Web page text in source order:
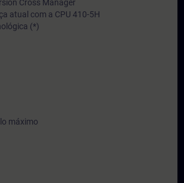
recém-adquirido.
Cross Manager
atual com a CPU 410-5H
(*)
máximo